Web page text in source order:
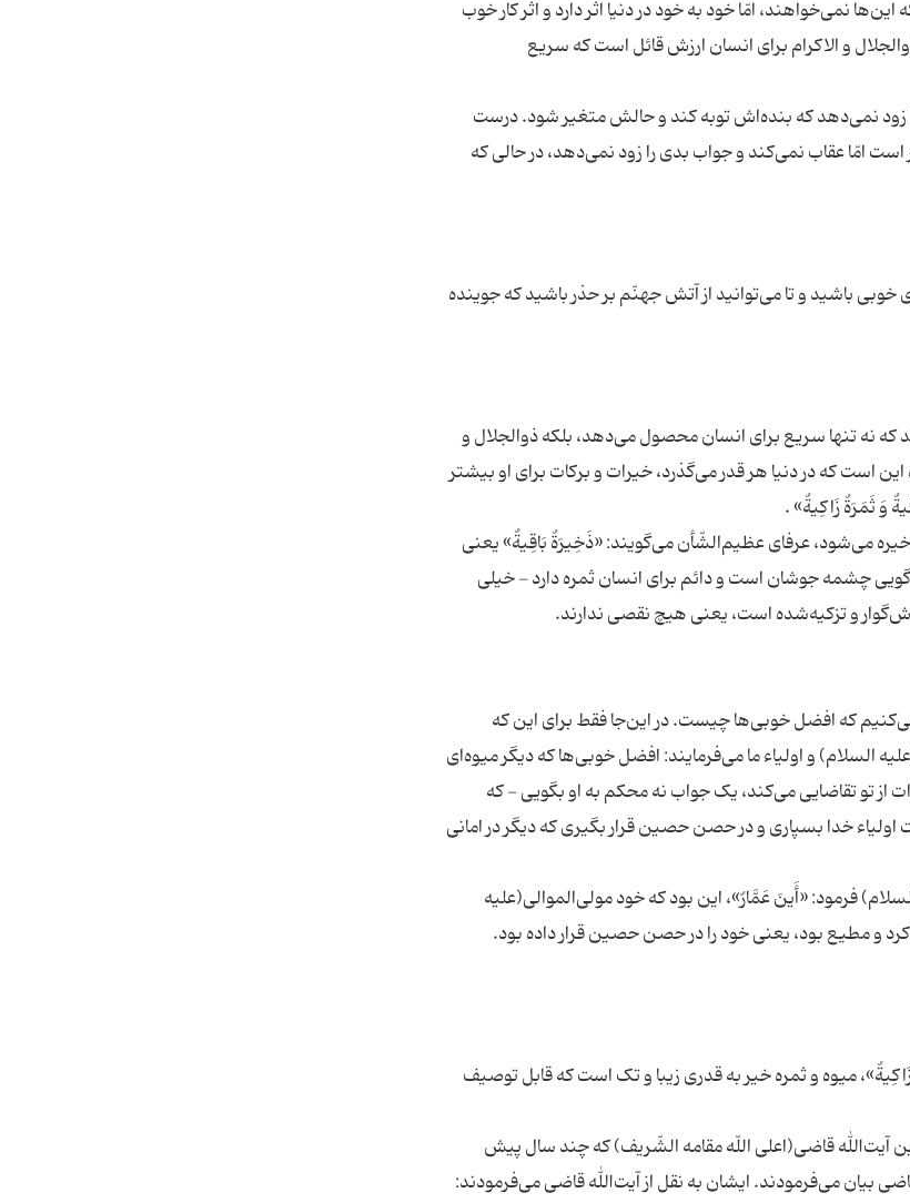
نمی‌خواهند، امّا خود به خود در دنیا اثر دارد و اثر کار خوب
و الاکرام برای انسان ارزش قائل است که سریع
زود نمی‌دهد که بنده‌اش توبه کند و حالش متغیر شود. درست
است امّا عقاب نمی‌کند و جواب بدی را زود نمی‌دهد، در حالی که
خوبی باشید و تا می‌توانید از آتش جهنّم بر حذر باشید که جوینده‌
که نه تنها سریع برای انسان محصول می‌دهد، بلکه ذوالجلال و
است که در دنیا هر قدر می‌گذرد، خیرات و برکات برای او بیشتر
می‌شود، عرفای عظیم‌الشّأن می‌گویند: «ذَخِیرَةٌ بَاقِیةٌ» یعنی
چشمه جوشان است و دائم برای انسان ثمره دارد - خیلی
که افضل خوبی‌ها چیست. در این‌جا فقط برای این که
و اولیاء ما می‌فرمایند: افضل خوبی‌ها که دیگر میوه‌ای
از تو تقاضایی می‌کند، یک جواب نه محکم به او بگویی - که
خدا بسپاری و در حصن حصین قرار بگیری که دیگر در امانی
فرمود: «أَینَ عَمَّارٌ»، این بود که خود مولی‌الموالی(علیه
میوه و ثمره خیر به قدری زیبا و تک است که قابل توصیف
آیت‌الله قاضی(اعلی اللّه مقامه الشّریف) که چند سال پیش
بیان می‌فرمودند. ایشان به نقل از آیت‌الله قاضی می‌فرمودند: